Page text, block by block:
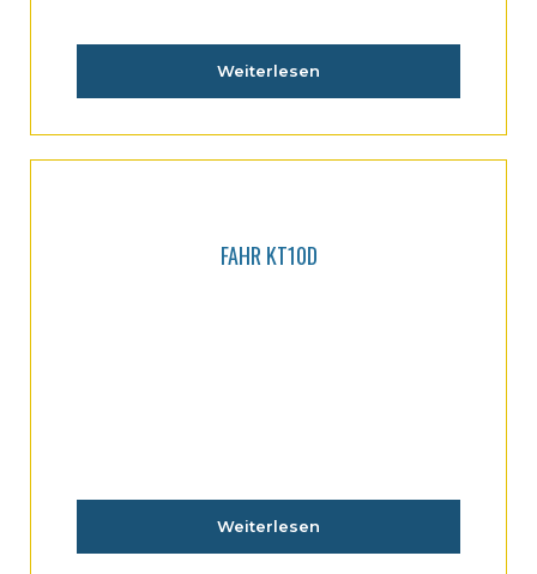
Weiterlesen
FAHR KT10D
Weiterlesen